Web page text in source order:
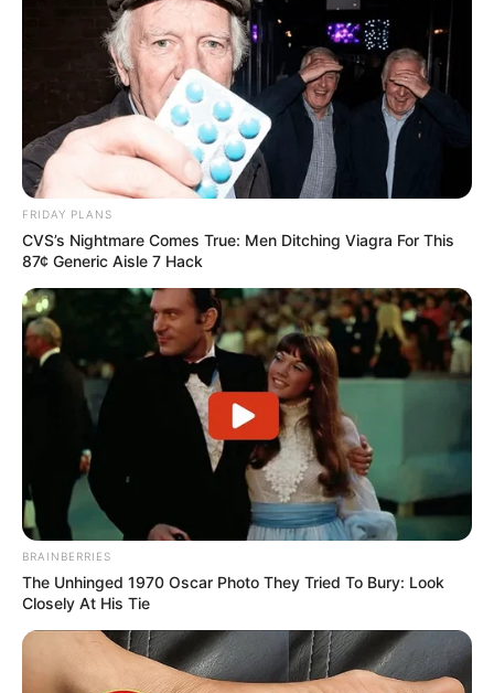
FRIDAY PLANS
CVS’s Nightmare Comes True: Men Ditching Viagra For This
87¢ Generic Aisle 7 Hack
BRAINBERRIES
The Unhinged 1970 Oscar Photo They Tried To Bury: Look
Closely At His Tie